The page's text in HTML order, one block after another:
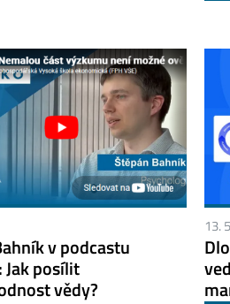
v podcastu
posílit
vědy?
13.